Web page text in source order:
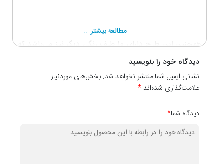
همچنین این طرح دارای 10 طیف رنگی دیگر نیز می‌باشد که
کاغذ دیواری
کدهای 10001،10003،10004،۱۰۰۰5،10006،۱۰۰۰7
مطالعه بیشتر ...
دیدگاه خود را بنویسید
نشانی ایمیل شما منتشر نخواهد شد. بخش‌های موردنیاز
علامت‌گذاری شده‌اند*
دیدگاه شما*